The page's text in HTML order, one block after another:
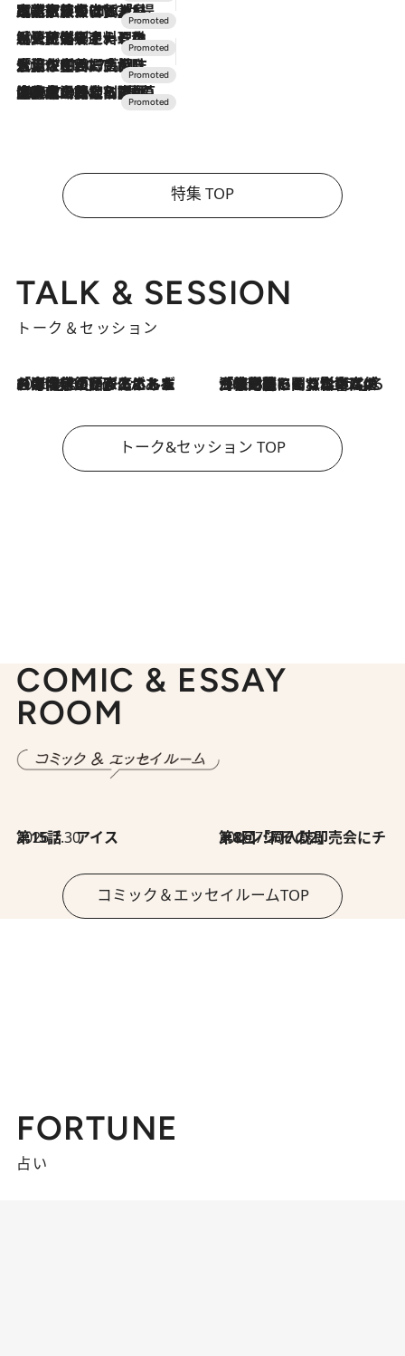
2026.7.31
【ホテル帰省】という選択肢をOMOが提案。家族とほどよい距離を保つには「昼は実家、夜は気兼ねなくホテルで！」
2026.7.24
【夏限定ディナーコース】旬を迎える稚鮎や花ズッキーニなどをイタリア・トスカーナの郷土料理の手法で満喫！
2026.7.17
「土佐和ハーブかき氷」がOMO7高知に登場！生姜、山椒、大葉など目にも舌にも涼を呼ぶ郷土の味
2026.7.10
NEW OPEN！【界 草津】名湯の地に誕生。趣の異なる2種の温泉と上州ならではの会席・蕎麦割烹など美食を味わう究極の癒やし旅
特集 TOP
TALK & SESSION
トーク＆セッション
2026.8.3
「今後値上げがあるとすれば…」「リスクがあるのは今年の冬」エネルギー専門家が語る、ホルムズ海峡封鎖が家庭にもたらす“ある心配” 2026.8.3
「住宅建てられない…」「サーチャージ料の高値が続いている」ホルムズ海峡封鎖による影響はいつまで続く？《エネルギー専門家に聞く“どうなる日本の暮らし”》
トーク&セッション TOP
COMIC & ESSAY
ROOM
2026.7.30
第15話 アイス 2026.7.30
第8回「同人誌即売会にチャレンジ その2」
コミック＆エッセイルームTOP
FORTUNE
占い